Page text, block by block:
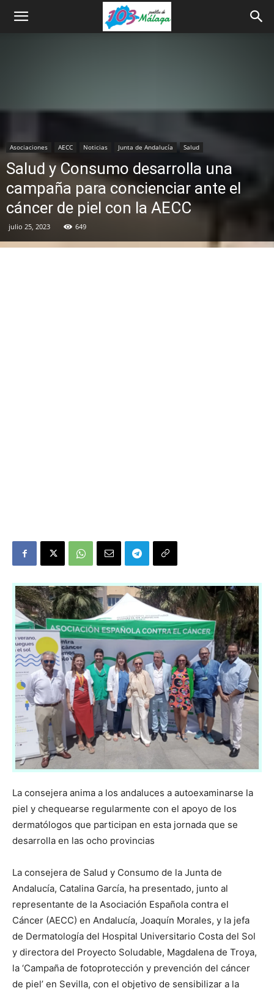
Asociaciones AECC Noticias Junta de Andalucía Salud
Salud y Consumo desarrolla una
campaña para concienciar ante el
cáncer de piel con la AECC
julio 25, 2023 649
La consejera anima a los andaluces a autoexaminarse la
piel y chequearse regularmente con el apoyo de los
dermatólogos que participan en esta jornada que se
desarrolla en las ocho provincias
La consejera de Salud y Consumo de la Junta de
Andalucía, Catalina García, ha presentado, junto al
representante de la Asociación Española contra el
Cáncer (AECC) en Andalucía, Joaquín Morales, y la jefa
de Dermatología del Hospital Universitario Costa del Sol
y directora del Proyecto Soludable, Magdalena de Troya,
la ‘Campaña de fotoprotección y prevención del cáncer
de piel’ en Sevilla, con el objetivo de sensibilizar a la